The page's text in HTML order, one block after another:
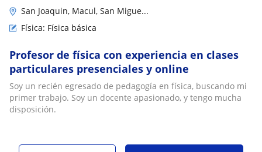
San Joaquin, Macul, San Migue...
Física: Física básica
Profesor de física con experiencia en clases
particulares presenciales y online
Soy un recién egresado de pedagogía en física, buscando mi
primer trabajo. Soy un docente apasionado, y tengo mucha
disposición.